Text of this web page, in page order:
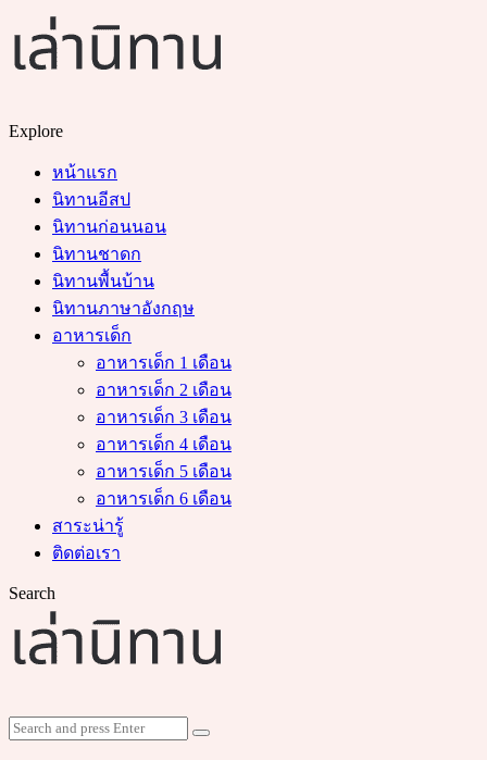
Search
Explore
หน้าแรก
นิทานอีสป
นิทานก่อนนอน
นิทานชาดก
นิทานพื้นบ้าน
นิทานภาษาอังกฤษ
อาหารเด็ก
อาหารเด็ก 1 เดือน
อาหารเด็ก 2 เดือน
อาหารเด็ก 3 เดือน
อาหารเด็ก 4 เดือน
อาหารเด็ก 5 เดือน
อาหารเด็ก 6 เดือน
สาระน่ารู้
ติดต่อเรา
Search
Search
for:
Search